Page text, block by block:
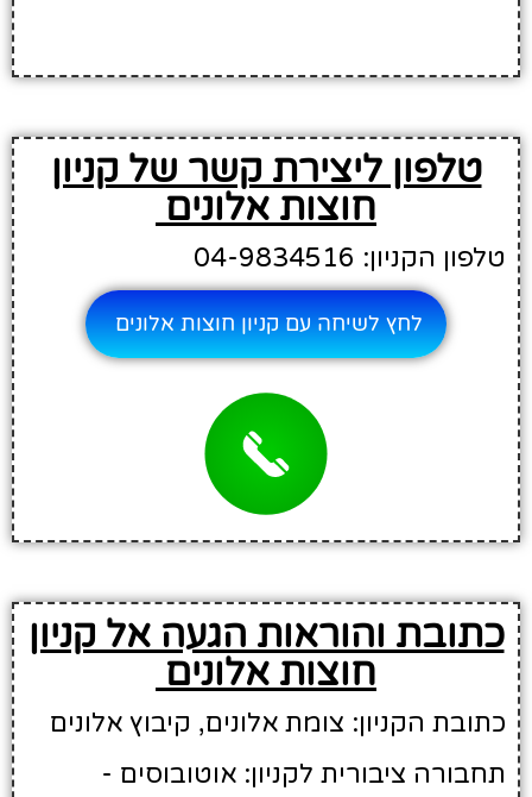
טלפון ליצירת קשר של קניון
חוצות אלונים
טלפון הקניון: 04-9834516
לחץ לשיחה עם קניון חוצות אלונים
כתובת והוראות הגעה אל קניון
חוצות אלונים
כתובת הקניון: צומת אלונים, קיבוץ אלונים
תחבורה ציבורית לקניון: אוטובוסים -